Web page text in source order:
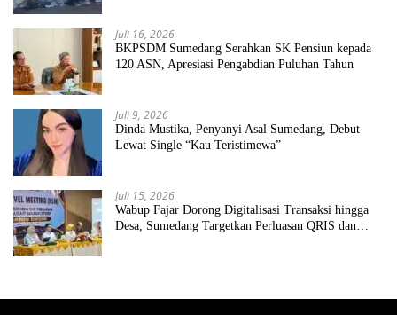
Juli 16, 2026
BKPSDM Sumedang Serahkan SK Pensiun kepada
120 ASN, Apresiasi Pengabdian Puluhan Tahun
Juli 9, 2026
Dinda Mustika, Penyanyi Asal Sumedang, Debut
Lewat Single “Kau Teristimewa”
Juli 15, 2026
Wabup Fajar Dorong Digitalisasi Transaksi hingga
Desa, Sumedang Targetkan Perluasan QRIS dan